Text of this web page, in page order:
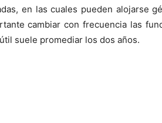
en las cuales pueden alojarse
cambiar con frecuencia las
suele promediar los dos años.